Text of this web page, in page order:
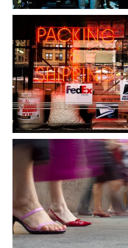
11_fran_simo_0041_HSC_6897_dx
o_New-York-_-Places-Street-
photography.es.jpg
13_fran_simo_0039_HSC_4074_dx
o_New-York.es.jpg